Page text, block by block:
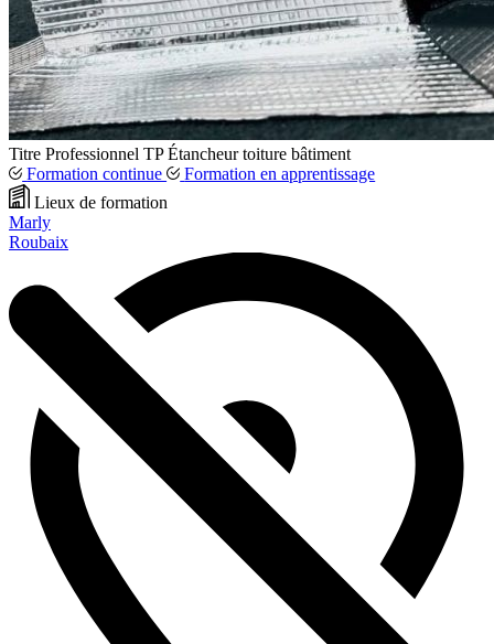
Titre Professionnel TPÉtancheur toiture bâtiment
Formation continue
Formation en apprentissage
Lieux de formation
Marly
Roubaix